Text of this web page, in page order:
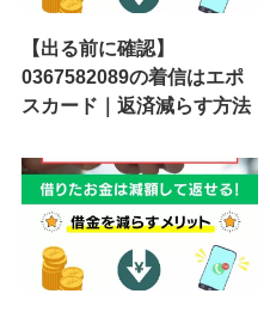
【出る前に確認】
0367582089の着信はエポ
スカード｜返済減らす方法